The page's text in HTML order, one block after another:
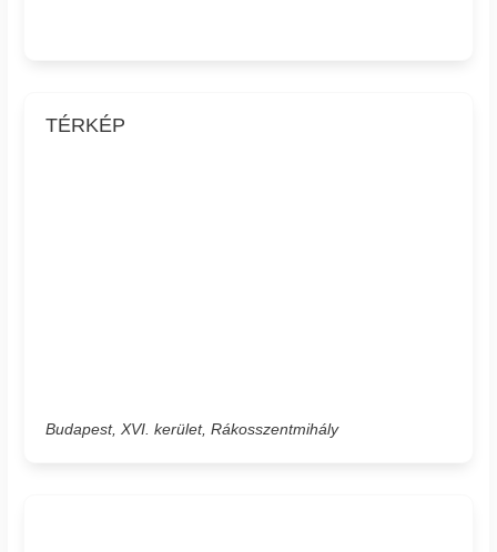
TÉRKÉP
Budapest, XVI. kerület, Rákosszentmihály